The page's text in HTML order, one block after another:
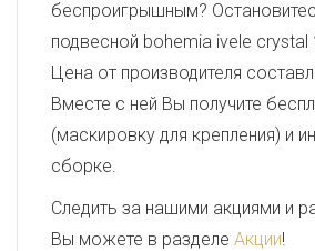
беспроигрышным?
подвесной bohemia ivele crystal
Цена от производителя
Вместе с ней Вы получите
(маскировку для крепления) и
сборке.
Следить за нашими акциями и
Вы можете в разделе Акции!